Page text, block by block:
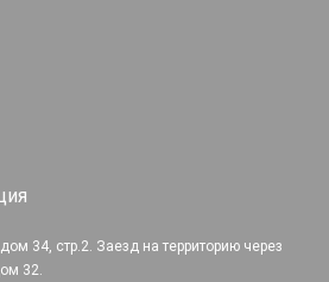
34, стр.2. Заезд на территорию через
32.